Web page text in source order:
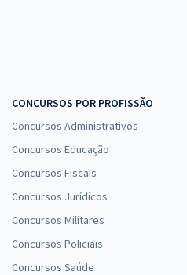
CONCURSOS POR PROFISSÃO
Concursos Administrativos
Concursos Educação
Concursos Fiscais
Concursos Jurídicos
Concursos Militares
Concursos Policiais
Concursos Saúde